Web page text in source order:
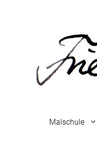
Malschule